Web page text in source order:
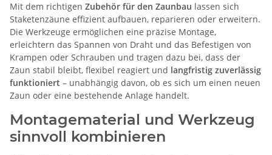
Mit dem richtigen Zubehör für den Zaunbau lassen sich
Staketenzäune effizient aufbauen, reparieren oder erweitern.
Die Werkzeuge ermöglichen eine präzise Montage,
erleichtern das Spannen von Draht und das Befestigen von
Krampen oder Schrauben und tragen dazu bei, dass der
Zaun stabil bleibt, flexibel reagiert und langfristig zuverlässig
funktioniert – unabhängig davon, ob es sich um einen neuen
Zaun oder eine bestehende Anlage handelt.
Montagematerial und Werkzeug
sinnvoll kombinieren